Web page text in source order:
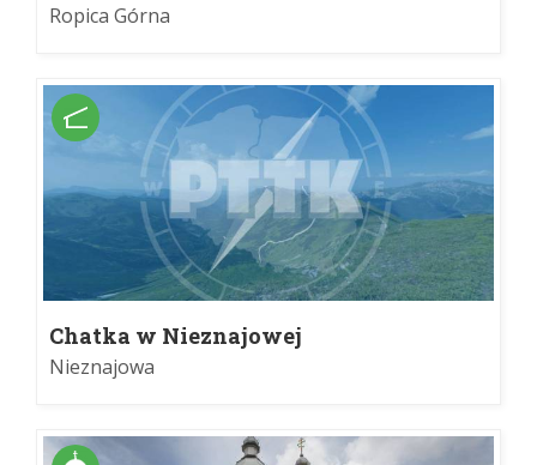
Ropica Górna
Chatka w Nieznajowej
Nieznajowa